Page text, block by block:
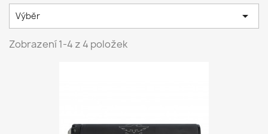
Výběr 
Zobrazení 1-4 z 4 položek